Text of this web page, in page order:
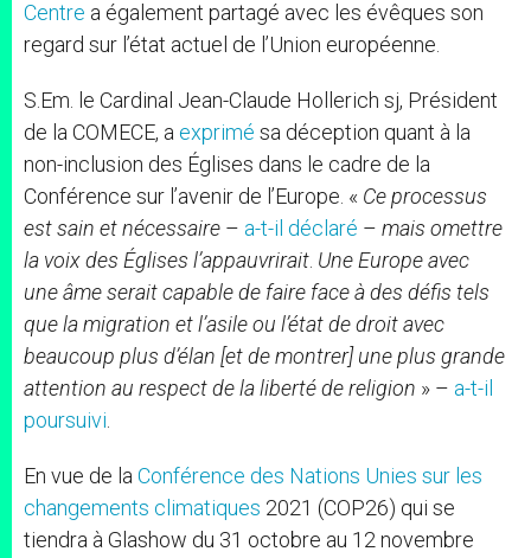
Centre a également partagé avec les évêques son
regard sur l’état actuel de l’Union européenne.
S.Em. le Cardinal Jean-Claude Hollerich sj, Président
de la COMECE, a exprimé sa déception quant à la
non-inclusion des Églises dans le cadre de la
Conférence sur l’avenir de l’Europe. « Ce processus
est sain et nécessaire – a-t-il déclaré – mais omettre
la voix des Églises l’appauvrirait. Une Europe avec
une âme serait capable de faire face à des défis tels
que la migration et l’asile ou l’état de droit avec
beaucoup plus d’élan [et de montrer] une plus grande
attention au respect de la liberté de religion » – a-t-il
poursuivi.
En vue de laConférence des Nations Unies sur les
changements climatiques 2021 (COP26) qui se
tiendra à Glashow du 31 octobre au 12 novembre